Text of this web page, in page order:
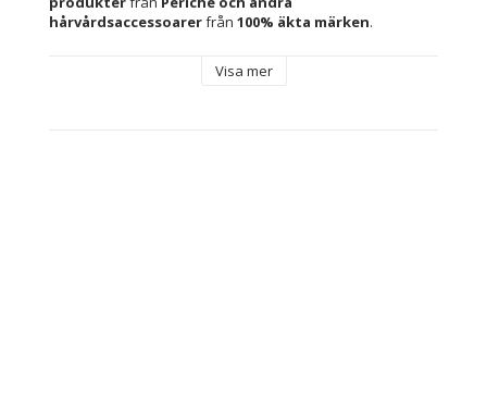
hårvårdsaccessoarer från 100% äkta märken.
Visa mer